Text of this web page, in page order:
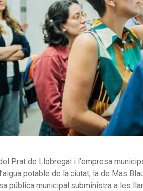
Prat de Llobregat i l’empresa
potable de la ciutat, la de Mas
pública municipal subministra a les